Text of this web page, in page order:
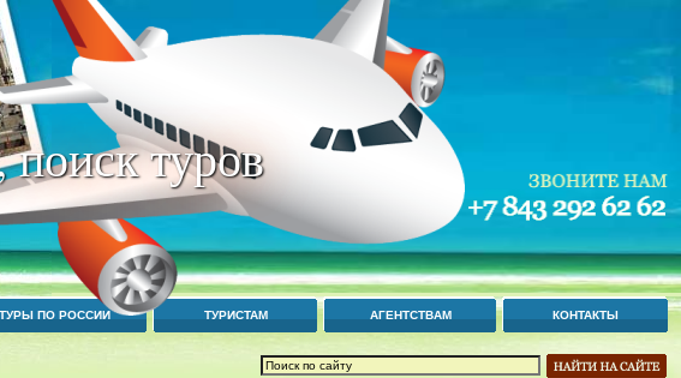
туров
ТУРЫ ПО РОССИИ ТУРИСТАМ АГЕНТСТВАМ КОНТАКТЫ